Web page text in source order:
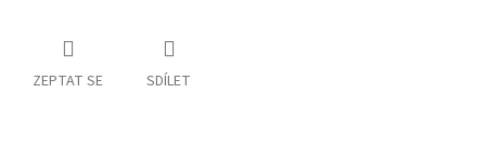
ZEPTAT SE SDÍLET